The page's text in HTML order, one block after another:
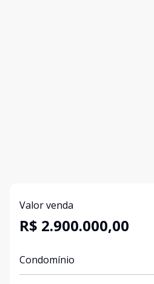
Valor venda
R$ 2.900.000,00
Condomínio